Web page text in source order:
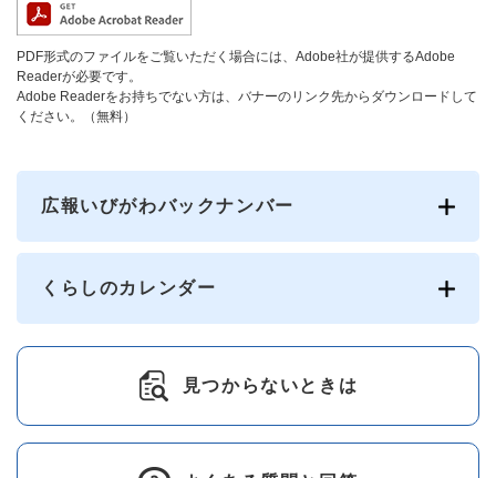
PDF形式のファイルをご覧いただく場合には、Adobe社が提供するAdobe
Readerが必要です。
Adobe Readerをお持ちでない方は、バナーのリンク先からダウンロードして
ください。（無料）
広報いびがわバックナンバー
くらしのカレンダー
見つからないときは